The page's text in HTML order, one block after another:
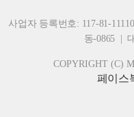
사업자 등록번호: 117-81-
동-0865 |
COPYRIGHT (C)
페이스